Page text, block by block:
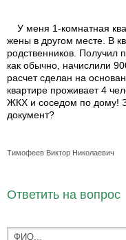
У меня 1-комнатная
жены в другом месте. В
родственников. Получил
как обычно, начислили
расчет сделан на
квартире проживает 4
ЖКХ и соседом по дому!
документ?
Тимофеев Виктор Николаевич
Ответить на вопрос